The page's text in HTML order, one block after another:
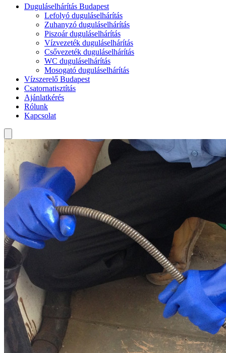
Duguláselhárítás Budapest
Lefolyó duguláselhárítás
Zuhanyzó duguláselhárítás
Piszoár duguláselhárítás
Vízvezeték duguláselhárítás
Csővezeték duguláselhárítás
WC duguláselhárítás
Mosogató duguláselhárítás
Vízszerelő Budapest
Csatornatisztítás
Ajánlatkérés
Rólunk
Kapcsolat